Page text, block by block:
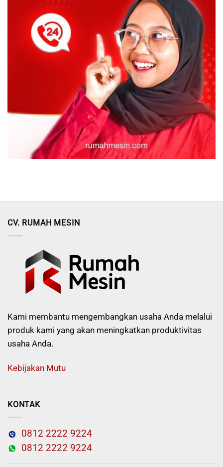
CV. RUMAH MESIN
Kami membantu mengembangkan usaha Anda melalui
produk kami yang akan meningkatkan produktivitas
usaha Anda.
Kebijakan Mutu
KONTAK
0812 2222 9224
0812 2222 9224